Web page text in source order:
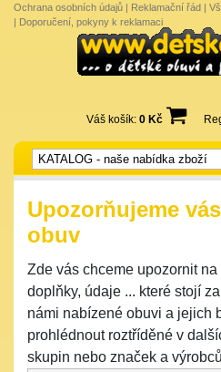
Ochrana osobních údajů | Reklamační řád |
| Doporučení, pokyny k reklamaci
Váš košík: 0 Kč
Upozorňujeme
obuv
Zde vás chceme upozornit
doplňky, údaje ... které stojí
námi nabízené obuvi a jejich
prohlédnout roztříděné v
skupin nebo značek a